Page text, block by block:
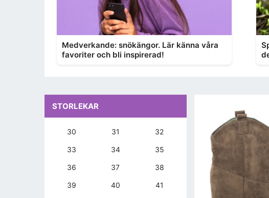
Medverkande: snökängor. Lär känna våra
favoriter och bli inspirerad!
STORLEKAR
30 31 32
33 34 35
36 37 38
39 40 41